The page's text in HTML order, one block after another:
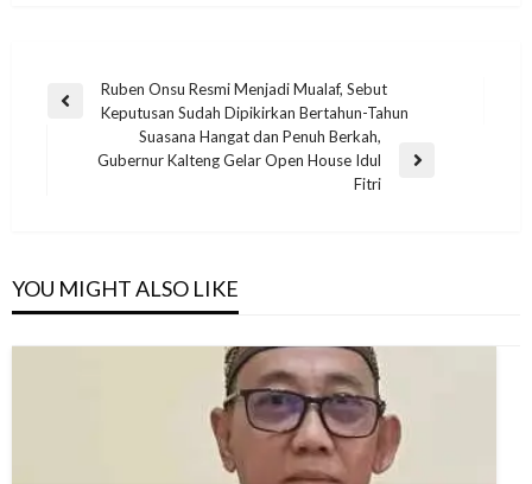
Ruben Onsu Resmi Menjadi Mualaf, Sebut
Keputusan Sudah Dipikirkan Bertahun-Tahun
Suasana Hangat dan Penuh Berkah,
Gubernur Kalteng Gelar Open House Idul
Fitri
YOU MIGHT ALSO LIKE